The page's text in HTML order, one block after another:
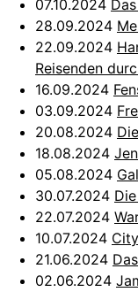
07.10.2024
28.09.2024
22.09.2024
Reisenden
16.09.2024
03.09.2024
20.08.2024
18.08.2024
05.08.2024
30.07.2024
22.07.2024
10.07.2024
21.06.2024
02.06.2024